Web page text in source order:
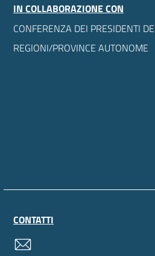
IN COLLABORAZIONE CON
CONFERENZA DEI PRESIDENTI
REGIONI/PROVINCE AUTONOME
CONTATTI